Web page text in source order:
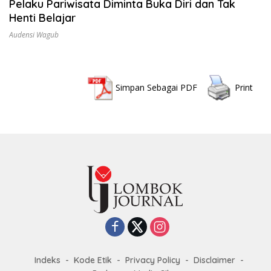
Pelaku Pariwisata Diminta Buka Diri dan Tak
Henti Belajar
Audensi Wagub
Simpan Sebagai PDF Print
Indeks Kode Etik Privacy Policy
Disclaimer